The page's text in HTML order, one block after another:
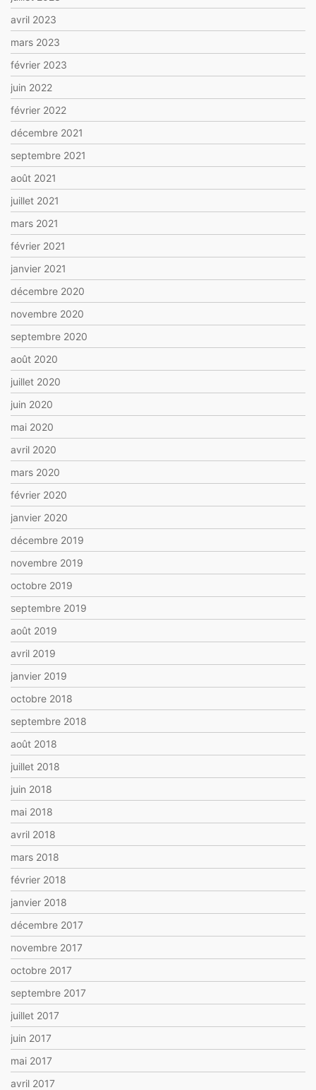
avril 2023
mars 2023
février 2023
juin 2022
février 2022
décembre 2021
septembre 2021
août 2021
juillet 2021
mars 2021
février 2021
janvier 2021
décembre 2020
novembre 2020
septembre 2020
août 2020
juillet 2020
juin 2020
mai 2020
avril 2020
mars 2020
février 2020
janvier 2020
décembre 2019
novembre 2019
octobre 2019
septembre 2019
août 2019
avril 2019
janvier 2019
octobre 2018
septembre 2018
août 2018
juillet 2018
juin 2018
mai 2018
avril 2018
mars 2018
février 2018
janvier 2018
décembre 2017
novembre 2017
octobre 2017
septembre 2017
juillet 2017
juin 2017
mai 2017
avril 2017